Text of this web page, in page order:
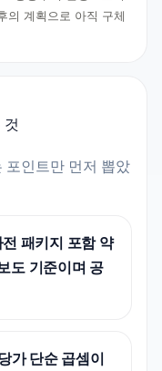
의 계획으로 아직 구체
것
포인트만 먼저 뽑았
패키지 포함 약
도 기준이며 공
가 단순 곱셈이